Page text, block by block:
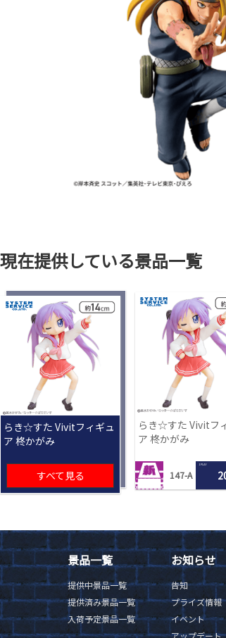
現在提供している景品一覧
らき☆すた Vivitフィギュ
ア 柊かがみ
すべて見る
らき☆すた Vivitフ
ア 柊かがみ
147-A
1 PLAY
景品一覧
提供中景品一覧
提供済み景品一覧
入荷予定景品一覧
お知らせ
告知
プライズ情報
イベント
アップデート